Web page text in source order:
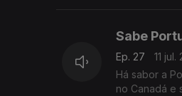
Sabe
Ep. 27
11 jul.
Há sabor a
no Canadá e